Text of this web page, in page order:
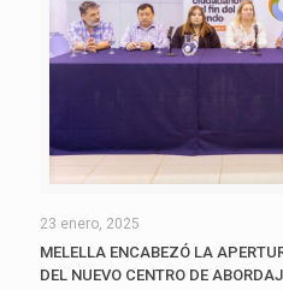
23 enero, 2025
MELELLA ENCABEZÓ LA
DEL NUEVO CENTRO DE